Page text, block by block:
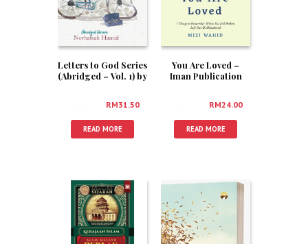
Letters to God Series
(Abridged – Vol. 1) by
RM31.50
READ MORE
You Are Loved –
Iman Publication
RM24.00
READ MORE